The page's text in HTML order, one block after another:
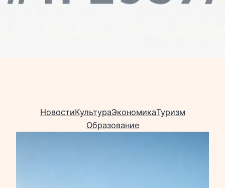
НовостиКультураЭкономикаТуризм
Образование